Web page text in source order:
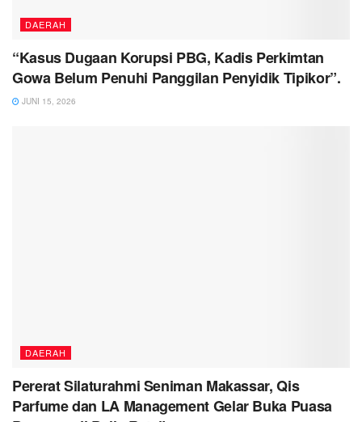
DAERAH
“Kasus Dugaan Korupsi PBG, Kadis Perkimtan
Gowa Belum Penuhi Panggilan Penyidik Tipikor”.
JUNI 15, 2026
DAERAH
Pererat Silaturahmi Seniman Makassar, Qis
Parfume dan LA Management Gelar Buka Puasa